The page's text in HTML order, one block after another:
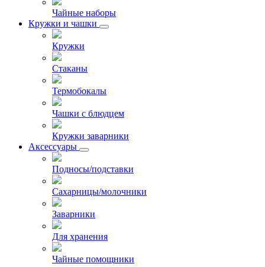
Чайные наборы
Кружки и чашки
Кружки
Стаканы
Термобокалы
Чашки с блюдцем
Кружки заварники
Аксессуары
Подносы/подставки
Сахарницы/молочники
Заварники
Для хранения
Чайные помощники